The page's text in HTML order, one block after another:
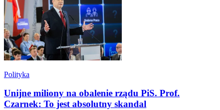
Polityka
Unijne miliony na obalenie rządu PiS. Prof.
Czarnek: To jest absolutny skandal